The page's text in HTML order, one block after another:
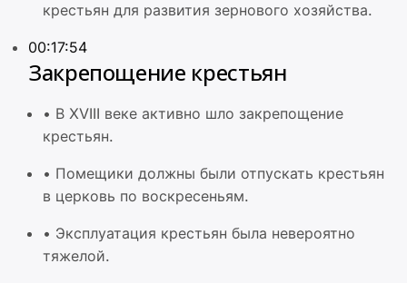
крестьян для развития зернового хозяйства.
00:17:54
Закрепощение крестьян
• В XVIII веке активно шло закрепощение
крестьян.
• Помещики должны были отпускать крестьян
в церковь по воскресеньям.
• Эксплуатация крестьян была невероятно
тяжелой.